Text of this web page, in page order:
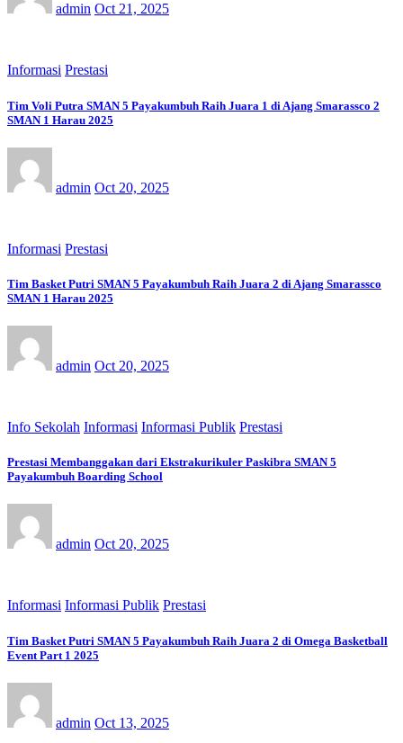
admin Oct 21, 2025
Informasi Prestasi
Tim Voli Putra SMAN 5 Payakumbuh Raih Juara 1 di Ajang Smarassco 2
SMAN 1 Harau 2025
admin Oct 20, 2025
Informasi Prestasi
Tim Basket Putri SMAN 5 Payakumbuh Raih Juara 2 di Ajang Smarassco
SMAN 1 Harau 2025
admin Oct 20, 2025
Info Sekolah Informasi Informasi Publik Prestasi
Prestasi Membanggakan dari Ekstrakurikuler Paskibra SMAN 5
Payakumbuh Boarding School
admin Oct 20, 2025
Informasi Informasi Publik Prestasi
Tim Basket Putri SMAN 5 Payakumbuh Raih Juara 2 di Omega Basketball
Event Part 1 2025
admin Oct 13, 2025